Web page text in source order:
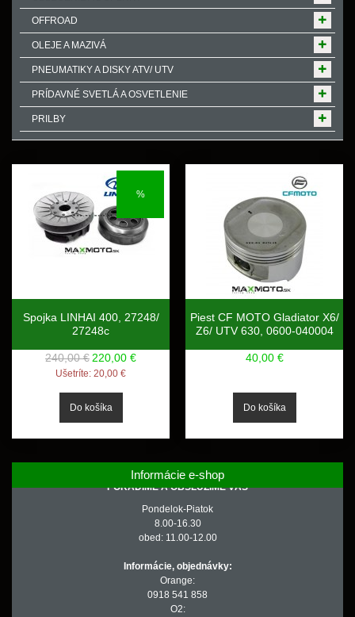
OFFROAD
OLEJE A MAZIVÁ
PNEUMATIKY A DISKY ATV/ UTV
PRÍDAVNÉ SVETLÁ A OSVETLENIE
PRILBY
%
Spojka LINHAI 400, 27248/
27248c
240,00 € 220,00 €
Ušetríte: 20,00 €
Piest CF MOTO Gladiator X6/
Z6/ UTV 630, 0600-040004
40,00 €
Informácie e-shop
PORADÍME A OBSLÚŽIME VÁS
Pondelok-Piatok
8.00-16.30
obed: 11.00-12.00
Informácie, objednávky:
Orange:
0918 541 858
O2: